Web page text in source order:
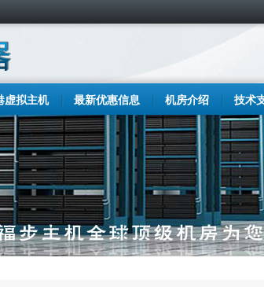
虚拟主机 最新优惠信息 机房介绍 技术